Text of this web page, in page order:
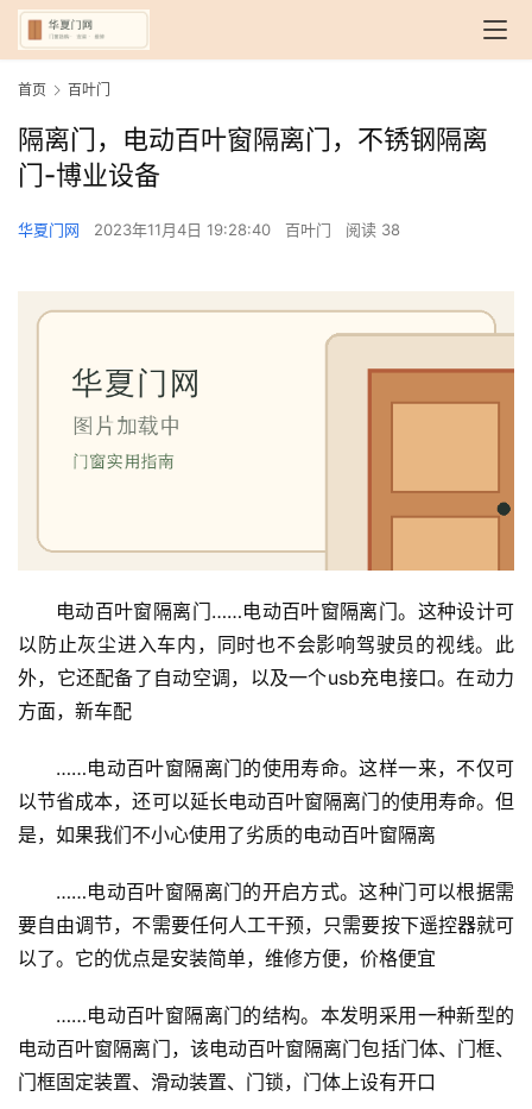
页
门
门
首页 百叶门
隔离门，电动百叶窗隔离门，不锈钢隔离
门-博业设备
华夏门网 2023年11月4日 19:28:40 百叶门 阅读 38
电动百叶窗隔离门……电动百叶窗隔离门。这种设计可
以防止灰尘进入车内，同时也不会影响驾驶员的视线。此
外，它还配备了自动空调，以及一个usb充电接口。在动力
方面，新车配
……电动百叶窗隔离门的使用寿命。这样一来，不仅可
以节省成本，还可以延长电动百叶窗隔离门的使用寿命。但
是，如果我们不小心使用了劣质的电动百叶窗隔离
……电动百叶窗隔离门的开启方式。这种门可以根据需
要自由调节，不需要任何人工干预，只需要按下遥控器就可
以了。它的优点是安装简单，维修方便，价格便宜
……电动百叶窗隔离门的结构。本发明采用一种新型的
电动百叶窗隔离门，该电动百叶窗隔离门包括门体、门框、
门框固定装置、滑动装置、门锁，门体上设有开口